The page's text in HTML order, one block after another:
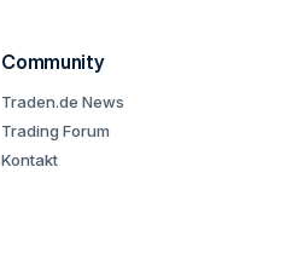
Community
Traden.de News
Trading Forum
Kontakt